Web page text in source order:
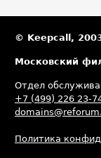
недвижимости
устаревать или
© Keepcall,
Московский
Отдел
+7 (499) 226 23-
Политика